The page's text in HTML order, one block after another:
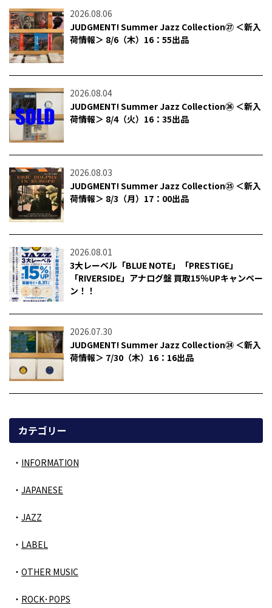
2026.08.06
JUDGMENT! Summer Jazz Collection㉗ ＜新入
荷情報＞ 8/6（木）16：55出品
2026.08.04
JUDGMENT! Summer Jazz Collection㉖ ＜新入
荷情報＞ 8/4（火）16：35出品
2026.08.03
JUDGMENT! Summer Jazz Collection㉕ ＜新入
荷情報＞ 8/3（月）17：00出品
2026.08.01
3大レーベル「BLUE NOTE」「PRESTIGE」
「RIVERSIDE」アナログ盤 買取15％UPキャンペー
ン！！
2026.07.30
JUDGMENT! Summer Jazz Collection㉔ ＜新入
荷情報＞ 7/30（木）16：16出品
カテゴリー
INFORMATION
JAPANESE
JAZZ
LABEL
OTHER MUSIC
ROCK･POPS